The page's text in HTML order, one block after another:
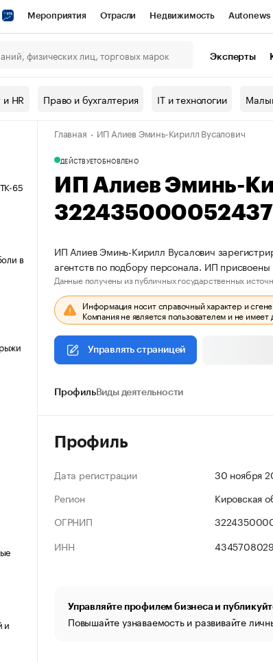
Мероприятия Отрасли Недвижимость Autonews
СПб Спецпроекты Проверка контрагентов
Рынок наличной валюты
Эксперты
HR Право и бухгалтерия IT и технологии
65
в
и
Главная ИП Алиев Эминь-Кирилл Вусалович
ДЕЙСТВУЕТОБНОВЛЕНО
ИП Алиев Эминь-
322435000052437
ИП Алиев Эминь-Кирилл Вусалович
агентств по подбору персонала. ИП
Данные получены из публичных государственных
Информация носит справочный характер и
Компания не является пользователем и не
Управлять страницей
ПрофильВиды деятельности
Профиль
Дата регистрации
30 ноября
Регион
Кировская
ОГРНИП
ИНН
Управляйте профилем бизнеса и
Повышайте узнаваемость и развивайте